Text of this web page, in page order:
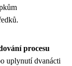
procesu
uplynutí dvanácti